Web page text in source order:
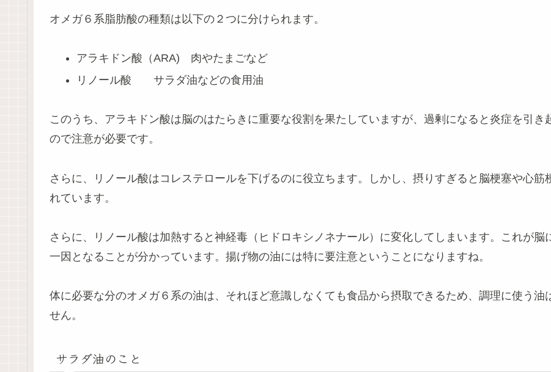
オメガ６系脂肪酸の種類は以下の２つに分けられます。
アラキドン酸（ARA) 肉やたまごなど
リノール酸 サラダ油などの食用油
このうち、アラキドン酸は脳のはたらきに重要な役割を果たしていますが、過剰になると炎症を引
ので注意が必要です。
さらに、リノール酸はコレステロールを下げるのに役立ちます。しかし、摂りすぎると脳梗塞や心筋
れています。
さらに、リノール酸は加熱すると神経毒（ヒドロキシノネナール）に変化してしまいます。これが
一因となることが分かっています。揚げ物の油には特に要注意ということになりますね。
体に必要な分のオメガ６系の油は、それほど意識しなくても食品から摂取できるため、調理に使う油
せん。
サラダ油のこと